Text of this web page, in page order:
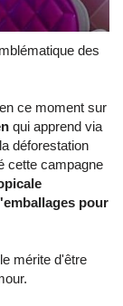
des
ce moment sur
qui apprend via
déforestation
cette campagne
pour
mérite d'être